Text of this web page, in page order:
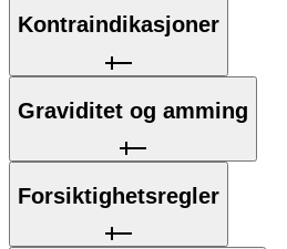
Kontraindikasjoner
Graviditet og amming
Forsiktighetsregler